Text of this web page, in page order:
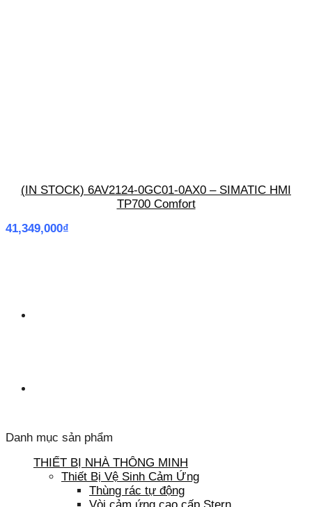
(IN STOCK) 6AV2124-0GC01-0AX0 – SIMATIC HMI
TP700 Comfort
41,349,000₫
Danh mục sản phẩm
THIẾT BỊ NHÀ THÔNG MINH
Thiết Bị Vệ Sinh Cảm Ứng
Thùng rác tự động